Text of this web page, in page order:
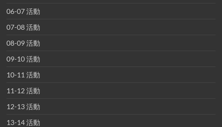
06-07 活動
07-08 活動
08-09 活動
09-10 活動
10-11 活動
11-12 活動
12-13 活動
13-14 活動